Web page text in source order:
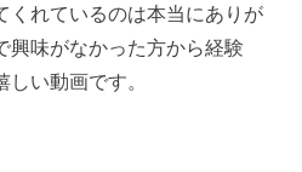
くれているのは本当にありが
興味がなかった方から経験
い動画です。